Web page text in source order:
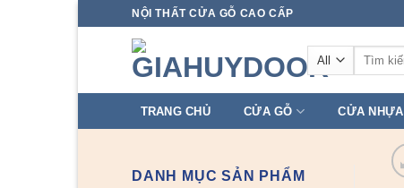
NỘI THẤT CỬA GỖ CAO CẤP
Tìm
TRANG CHỦ CỬA GỖ CỬA NHỰA
DANH MỤC SẢN PHẨM